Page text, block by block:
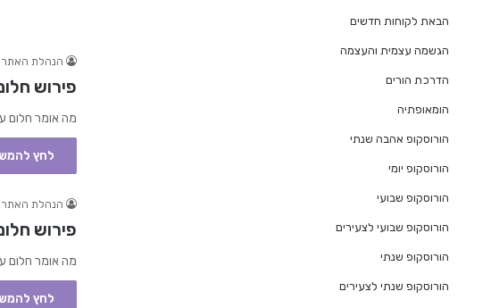
הנהלת האתר
פירוש
מה אומר חלום
לחץ
הנהלת האתר
פירוש
מה אומר חלום
לחץ
הבאת לקוחות חדשים
הגשמה עצמית והעצמה
הדרכת הורים
הומאופתיה
הורוסקופ אהבה שנתי
הורוסקופ יומי
הורוסקופ שבועי
הורוסקופ שבועי לצעירים
הורוסקופ שנתי
הורוסקופ שנתי לצעירים